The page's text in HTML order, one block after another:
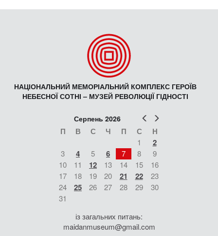
НАЦІОНАЛЬНИЙ МЕМОРІАЛЬНИЙ КОМПЛЕКС ГЕРОЇВ
НЕБЕСНОЇ СОТНІ – МУЗЕЙ РЕВОЛЮЦІЇ ГІДНОСТІ
Попер
Серпень 2026
П В С Ч П С Н
1 2
3 4 5 6 7 8
9
10
11 12 13 14 15
16
17
18 19 20 21 22
23
24
25 26 27 28 29
30
31
із загальних питань:
maidanmuseum@gmail.com